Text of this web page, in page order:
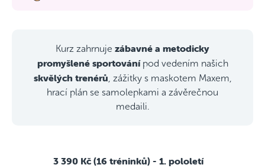
Kurz zahrnuje zábavné a metodicky
promyšlené sportovánípod vedením našich
skvělých trenérů , zážitky s maskotem Maxem,
hrací plán se samolepkami a závěrečnou
medaili.
3 390 Kč (16 tréninků) - 1. pololetí